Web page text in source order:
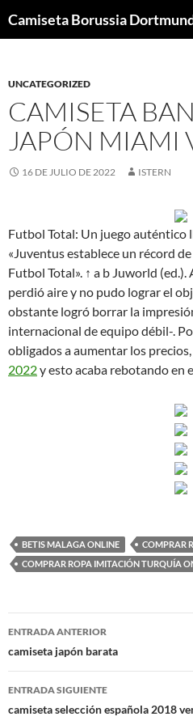
Camiseta Borussia
UNCATEGORIZED
CAMISETA
JAPÓN MIAMI
16 DE JULIO DE 2022 ISTERN
Futbol Total: Un juego auténtico
«Juventus establece un récord
Futbol Total». ↑ a b Juworld
perdió aire y no pudo lograr el
obstante logró borrar la
internacional de equipo débil-.
obligados a aumentar los precios,
2022y esto acaba rebotando en
BETIS MALAGA ONLINE
COMPRAR
COMPRAR ROPA IMITACIÓN TURQUÍA
Navegación
de
entradas
ENTRADA ANTERIOR
camiseta japón barata
ENTRADA SIGUIENTE
camiseta selección española 2018